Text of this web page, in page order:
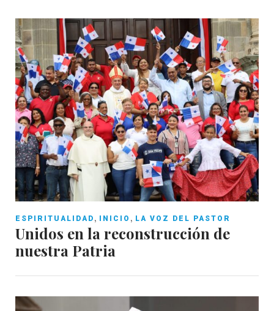
ESPIRITUALIDAD , INICIO , LA VOZ DEL PASTOR
Unidos en la reconstrucción de
nuestra Patria